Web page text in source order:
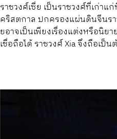
ราชวงศ์เซี่ย เป็นราชวงศ์ที่เก่า
คริสตกาล ปกครองแผ่นดินจีนรา
ยอาจเป็นเพียงเรื่องแต่งหรือนิ
เชื่อถือได้ ราชวงศ์ Xia จึงถือเป็